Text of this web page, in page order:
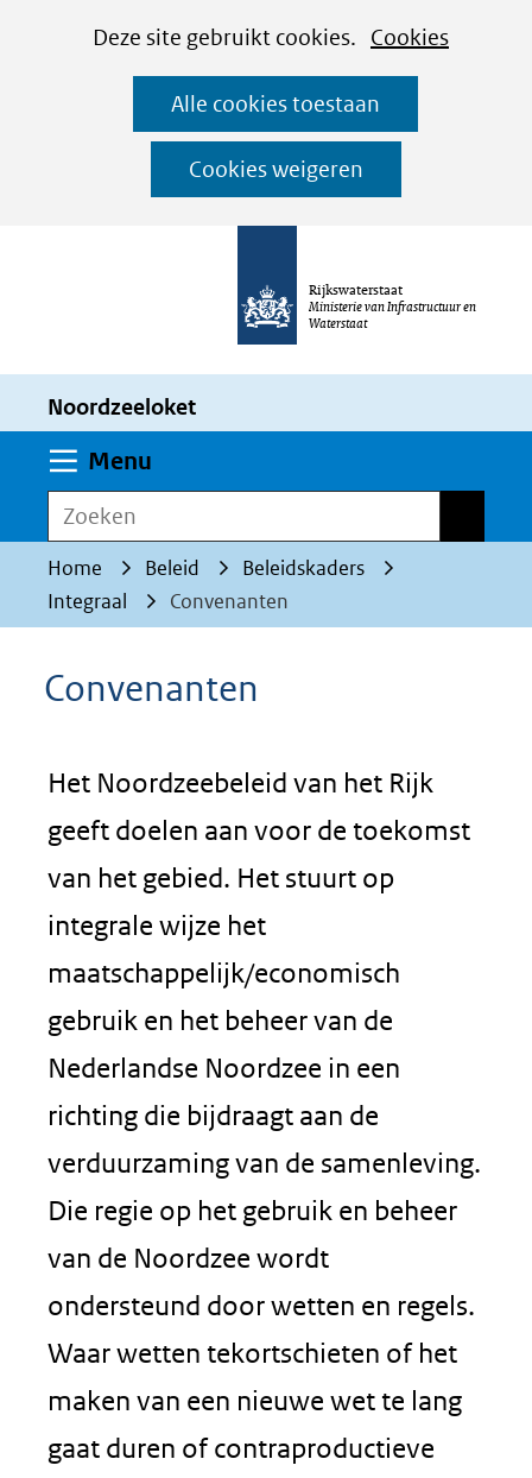
CookiesDeze site gebruikt cookies. Cookies
worden
toegestaan
geweigerd.
Alle cookies toestaan
Cookies weigeren
Ga
naar
de
inhoud
Rijkswaterstaat
Ministerie van Infrastructuur en
Waterstaat
Noordzeeloket
Menu
Zoeken
Home Beleid
Beleidskaders
Integraal
Convenanten
Convenanten
Het Noordzeebeleid van het Rijk
geeft doelen aan voor de toekomst
van het gebied. Het stuurt op
integrale wijze het
maatschappelijk/economisch
gebruik en het beheer van de
Nederlandse Noordzee in een
richting die bijdraagt aan de
verduurzaming van de samenleving.
Die regie op het gebruik en beheer
van de Noordzee wordt
ondersteund door wetten en regels.
Waar wetten tekortschieten of het
maken van een nieuwe wet te lang
gaat duren of contraproductieve